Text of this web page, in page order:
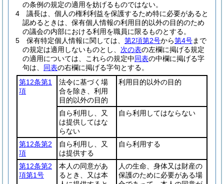
の条例の規定の適用を妨げるものではない。
4
議長は、個人の権利利益を保護するため特に必要があると
認めるときは、保有個人情報の利用目的以外の目的のため
の議会の内部における利用を職員に限るものとする。
5
保有特定個人情報に関しては、 第2項第2号から第4号まで
の規定は適用しないものとし、 次の表の左欄に掲げる規定
の適用については、これらの規定中同表の中欄に掲げる字
句は、 同表の右欄に掲げる字句とする。
第12条第1
項
法令に基づく場
合を除き、利用
目的以外の目的
利用目的以外の目的
自ら利用し、又
は提供してはな
らない
自ら利用してはならない
第12条第2
項
自ら利用し、又
は提供する
自ら利用する
第12条第2
項第1号
本人の同意があ
るとき、又は本
人の生命、身体又は財産の
保護のために必要がある場